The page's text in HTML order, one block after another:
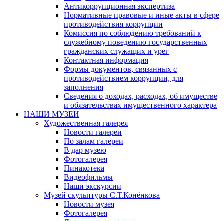
Антикоррупционная экспертиза
Нормативные правовые и иные акты в сфере
противодействия коррупции
Комиссия по соблюдению требований к
служебному поведению государственных
гражданских служащих и урег
Контактная информация
Формы документов, связанных с
противодействием коррупции, для
заполнения
Сведения о доходах, расходах, об имуществе
и обязательствах имущественного характера
НАШИ МУЗЕИ
Художественная галерея
Новости галереи
По залам галереи
В дар музею
Фотогалерея
Пинакотека
Видеофильмы
Наши экскурсии
Музей скульптуры С.Т.Конёнкова
Новости музея
Фотогалерея